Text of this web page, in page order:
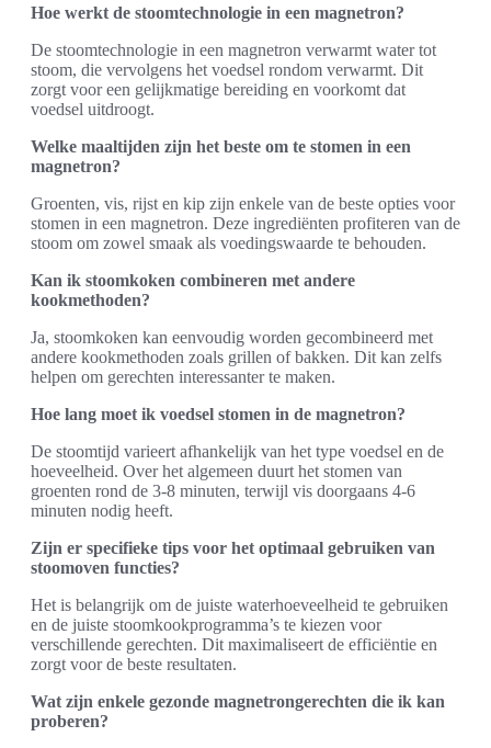
Hoe werkt de stoomtechnologie in een magnetron?
De stoomtechnologie in een magnetron verwarmt water tot
stoom, die vervolgens het voedsel rondom verwarmt. Dit
zorgt voor een gelijkmatige bereiding en voorkomt dat
voedsel uitdroogt.
Welke maaltijden zijn het beste om te stomen in een
magnetron?
Groenten, vis, rijst en kip zijn enkele van de beste opties voor
stomen in een magnetron. Deze ingrediënten profiteren van de
stoom om zowel smaak als voedingswaarde te behouden.
Kan ik stoomkoken combineren met andere
kookmethoden?
Ja, stoomkoken kan eenvoudig worden gecombineerd met
andere kookmethoden zoals grillen of bakken. Dit kan zelfs
helpen om gerechten interessanter te maken.
Hoe lang moet ik voedsel stomen in de magnetron?
De stoomtijd varieert afhankelijk van het type voedsel en de
hoeveelheid. Over het algemeen duurt het stomen van
groenten rond de 3-8 minuten, terwijl vis doorgaans 4-6
minuten nodig heeft.
Zijn er specifieke tips voor het optimaal gebruiken van
stoomoven functies?
Het is belangrijk om de juiste waterhoeveelheid te gebruiken
en de juiste stoomkookprogramma’s te kiezen voor
verschillende gerechten. Dit maximaliseert de efficiëntie en
zorgt voor de beste resultaten.
Wat zijn enkele gezonde magnetrongerechten die ik kan
proberen?